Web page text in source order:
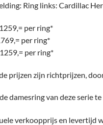
Ring links: Cardillac
per ring*
per ring*
per ring*
prijzen zijn richtprijzen,
damesring van deze serie
verkoopprijs en levertijd